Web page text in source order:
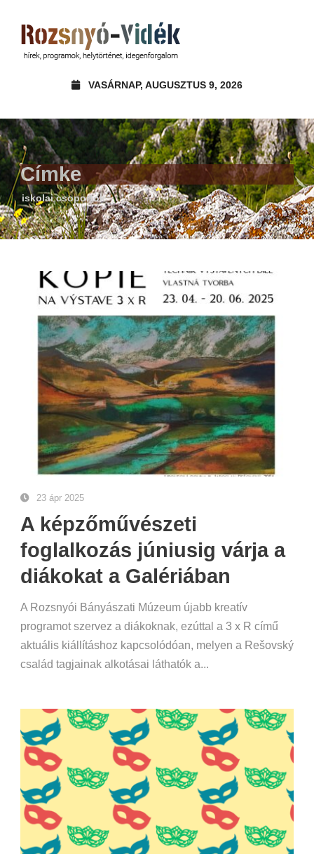
VASÁRNAP, AUGUSZTUS 9, 2026
Címke
iskolai csoportok
23 ápr 2025
A képzőművészeti
foglalkozás júniusig várja a
diákokat a Galériában
A Rozsnyói Bányászati Múzeum újabb kreatív
programot szervez a diákoknak, ezúttal a 3 x R című
aktuális kiállításhoz kapcsolódóan, melyen a Rešovský
család tagjainak alkotásai láthatók a...